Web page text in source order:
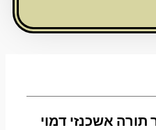
אשכנזי דמוי